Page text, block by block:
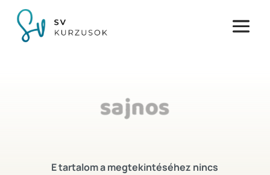
sajnos
E tartalom a megtekintéséhez nincs